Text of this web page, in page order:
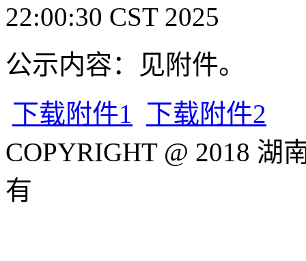
22:00:30 CST 2025
公示内容：见附件。
下载附件1
下载附件2
COPYRIGHT @ 2018 湖
有